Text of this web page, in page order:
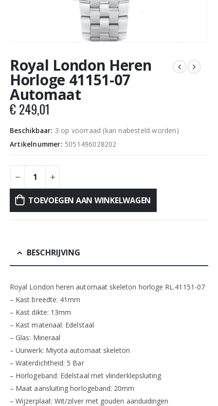
Royal London Heren
Horloge 41151-07
Automaat
€ 249,01
Beschikbaar: 3 op voorraad (kan nabesteld worden)
Artikelnummer: 5051496028202
TOEVOEGEN AAN WINKELWAGEN
BESCHRIJVING
Royal London heren automaat skeleton horloge RL.41151-07
– Kast breedte: 41mm
– Kast dikte: 13mm
– Kast materiaal: Edelstaal
– Glas: Mineraal
– Uurwerk: Miyota automaat skeleton
– Waterdichtheid: 5 Bar
– Horlogeband: Edelstaal met vlinderklepsluiting
– Maat aansluiting horlogeband: 20mm
– Wijzerplaat: Wit/zilver met gouden aanduidingen